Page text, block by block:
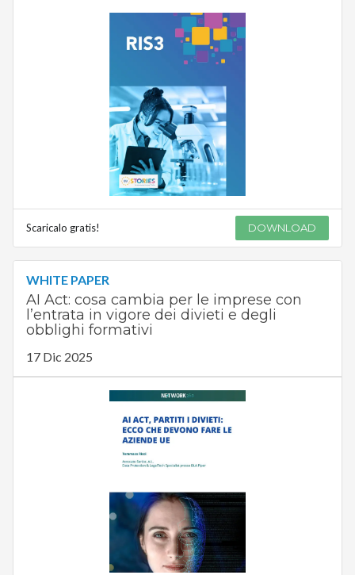
Scaricalo gratis! DOWNLOAD
WHITE PAPER
AI Act: cosa cambia per le imprese con
l’entrata in vigore dei divieti e degli
obblighi formativi
17 Dic 2025